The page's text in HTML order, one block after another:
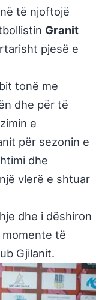
të njoftojë
Granit
pjesë e
tonë me
dhe për të
e
për sezonin e
dhe
vlerë e shtuar
dhe i dëshiron
të
Gjilanit.